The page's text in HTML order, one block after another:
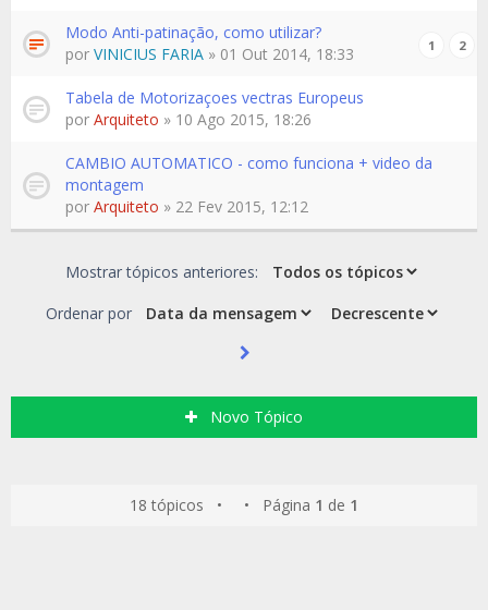
Modo Anti-patinação, como utilizar?
1 2
por VINICIUS FARIA » 01 Out 2014, 18:33
Tabela de Motorizaçoes vectras Europeus
por Arquiteto » 10 Ago 2015, 18:26
CAMBIO AUTOMATICO - como funciona + video da
montagem
por Arquiteto » 22 Fev 2015, 12:12
Mostrar tópicos anteriores:
Ordenar por
Novo Tópico
18 tópicos • • Página 1 de 1